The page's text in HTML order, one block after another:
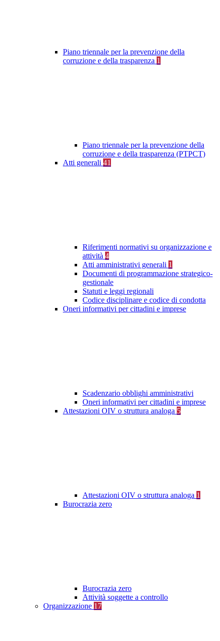
Piano triennale per la prevenzione della
corruzione e della trasparenza 1
Piano triennale per la prevenzione della
corruzione e della trasparenza (PTPCT)
Atti generali 41
Riferimenti normativi su organizzazione e
attività 4
Atti amministrativi generali 1
Documenti di programmazione strategico-
gestionale
Statuti e leggi regionali
Codice disciplinare e codice di condotta
Oneri informativi per cittadini e imprese
Scadenzario obblighi amministrativi
Oneri informativi per cittadini e imprese
Attestazioni OIV o struttura analoga 5
Attestazioni OIV o struttura analoga 1
Burocrazia zero
Burocrazia zero
Attività soggette a controllo
Organizzazione 17